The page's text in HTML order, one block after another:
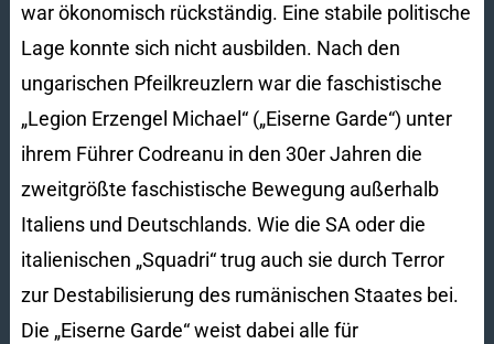
war ökonomisch rückständig. Eine stabile politische
Lage konnte sich nicht ausbilden. Nach den
ungarischen Pfeilkreuzlern war die faschistische
„Legion Erzengel Michael“ („Eiserne Garde“) unter
ihrem Führer Codreanu in den 30er Jahren die
zweitgrößte faschistische Bewegung außerhalb
Italiens und Deutschlands. Wie die SA oder die
italienischen „Squadri“ trug auch sie durch Terror
zur Destabilisierung des rumänischen Staates bei.
Die „Eiserne Garde“ weist dabei alle für